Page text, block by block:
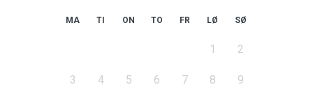
MA TI ON TO FR LØ SØ
1 2
3 4 5 6 7 8 9